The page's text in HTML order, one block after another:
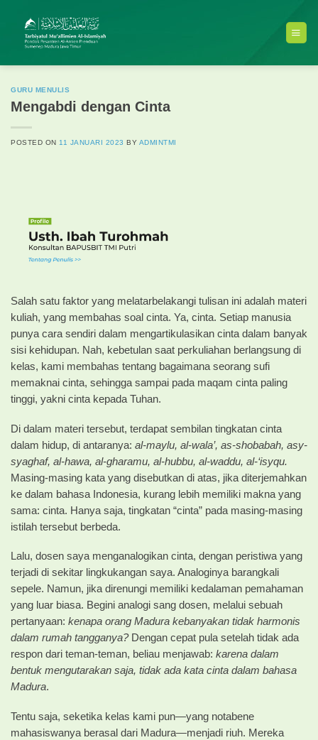
content
GURU MENULIS
Mengabdi dengan Cinta
POSTED ON 11 JANUARI 2023 BY ADMINTMI
Salah satu faktor yang melatarbelakangi tulisan ini adalah materi
kuliah, yang membahas soal cinta. Ya, cinta. Setiap manusia
punya cara sendiri dalam mengartikulasikan cinta dalam banyak
sisi kehidupan. Nah, kebetulan saat perkuliahan berlangsung di
kelas, kami membahas tentang bagaimana seorang sufi
memaknai cinta, sehingga sampai pada maqam cinta paling
tinggi, yakni cinta kepada Tuhan.
Di dalam materi tersebut, terdapat sembilan tingkatan cinta
dalam hidup, di antaranya: al-maylu, al-wala’, as-shobabah, asy-
syaghaf, al-hawa, al-gharamu, al-hubbu, al-waddu, al-‘isyqu.
Masing-masing kata yang disebutkan di atas, jika diterjemahkan
ke dalam bahasa Indonesia, kurang lebih memiliki makna yang
sama: cinta. Hanya saja, tingkatan “cinta” pada masing-masing
istilah tersebut berbeda.
Lalu, dosen saya menganalogikan cinta, dengan peristiwa yang
terjadi di sekitar lingkukangan saya. Analoginya barangkali
sepele. Namun, jika direnungi memiliki kedalaman pemahaman
yang luar biasa. Begini analogi sang dosen, melalui sebuah
pertanyaan: kenapa orang Madura kebanyakan tidak harmonis
dalam rumah tangganya?Dengan cepat pula setelah tidak ada
respon dari teman-teman, beliau menjawab: karena dalam
bentuk mengutarakan saja, tidak ada kata cinta dalam bahasa
Madura.
Tentu saja, seketika kelas kami pun—yang notabene
mahasiswanya berasal dari Madura—menjadi riuh. Mereka